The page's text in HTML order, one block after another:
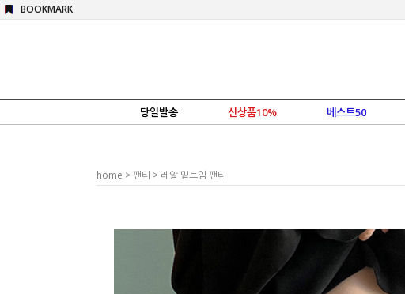
BOOKMARK
당일발송 신상품10% 베스트50
home >팬티 > 레알 밑트임 팬티